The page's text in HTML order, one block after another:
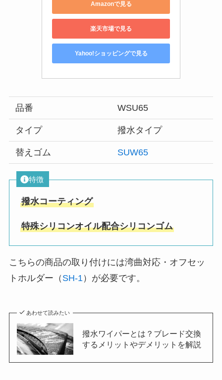
Amazonで見る
楽天市場で見る
Yahoo!ショッピングで見る
品番 WSU65
タイプ 撥水タイプ
替えゴム SUW65
特徴
撥水コーティング
特殊シリコンオイル配合シリコンゴム
こちらの商品の取り付けには湾曲対応・オフセッ
トホルダー（ SH-1）が必要です。
あわせて読みたい
撥水ワイパーとは？ブレード交換
するメリットやデメリットを解説